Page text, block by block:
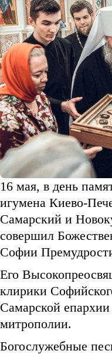
16 мая, в день
игумена Киево-
Самарский и
совершил
Софии
Его
клирики
Самарской
митрополии.
Богослужебные